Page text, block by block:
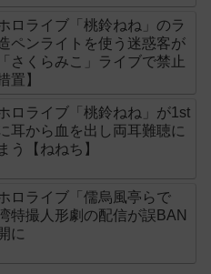
ロライブ「桃鈴ねね」のラ
ペンライトを使う迷惑客が
さくらみこ」ライブで禁止
置】
ロライブ「桃鈴ねね」が1st
耳から血を出し両耳難聴に
う【ねねち】
ロライブ「儒烏風亭らで
特撮人形劇の配信が誤BAN
に